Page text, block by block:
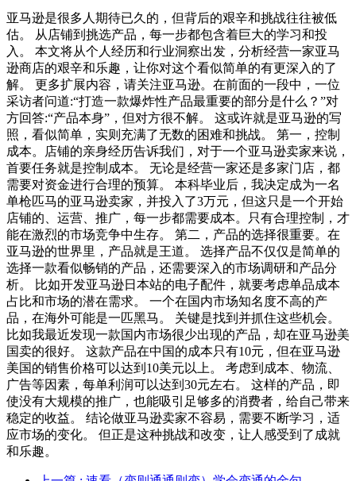
亚马逊是很多人期待已久的，但背后的艰辛和挑战往往被低
估。 从店铺到挑选产品，每一步都包含着巨大的学习和投
入。 本文将从个人经历和行业洞察出发，分析经营一家亚马
逊商店的艰辛和乐趣，让你对这个看似简单的有更深入的了
解。 更多扩展内容，请关注亚马逊。在前面的一段中，一位
采访者问道:“打造一款爆炸性产品最重要的部分是什么？”对
方回答:“产品本身”，但对方很不解。 这或许就是亚马逊的写
照，看似简单，实则充满了无数的困难和挑战。 第一，控制
成本。店铺的亲身经历告诉我们，对于一个亚马逊卖家来说，
首要任务就是控制成本。 无论是经营一家还是多家门店，都
需要对资金进行合理的预算。 本科毕业后，我决定成为一名
单枪匹马的亚马逊卖家，并投入了3万元，但这只是一个开始
店铺的、运营、推广，每一步都需要成本。只有合理控制，才
能在激烈的市场竞争中生存。 第二，产品的选择很重要。在
亚马逊的世界里，产品就是王道。 选择产品不仅仅是简单的
选择一款看似畅销的产品，还需要深入的市场调研和产品分
析。 比如开发亚马逊日本站的电子配件，就要考虑单品成本
占比和市场的潜在需求。 一个在国内市场知名度不高的产
品，在海外可能是一匹黑马。 关键是找到并抓住这些机会。
比如我最近发现一款国内市场很少出现的产品，却在亚马逊美
国卖的很好。 这款产品在中国的成本只有10元，但在亚马逊
美国的销售价格可以达到10美元以上。 考虑到成本、物流、
广告等因素，每单利润可以达到30元左右。 这样的产品，即
使没有大规模的推广，也能吸引足够多的消费者，给自己带来
稳定的收益。 结论做亚马逊卖家不容易，需要不断学习，适
应市场的变化。 但正是这种挑战和改变，让人感受到了成就
和乐趣。